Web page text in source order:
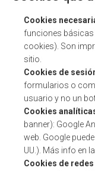
Cookies
funciones básicas
cookies). Son
sitio.
Cookies de
formularios o
usuario y no un
Cookies
banner): Google
web. Google
UU.). Más info en
Cookies de